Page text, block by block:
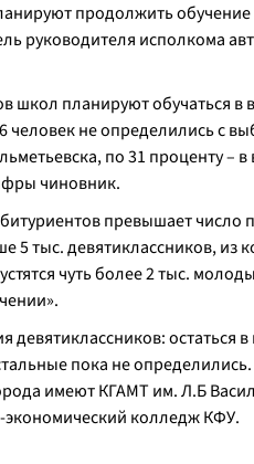
продолжить обучение
руководителя исполкома
школ планируют обучаться в
не определились с
по 31 проценту –
чиновник.
превышает число
5 тыс. девятиклассников, из
чуть более 2 тыс.
девятиклассников: остаться
пока не
имеют КГАМТ им. Л.Б
колледж КФУ.